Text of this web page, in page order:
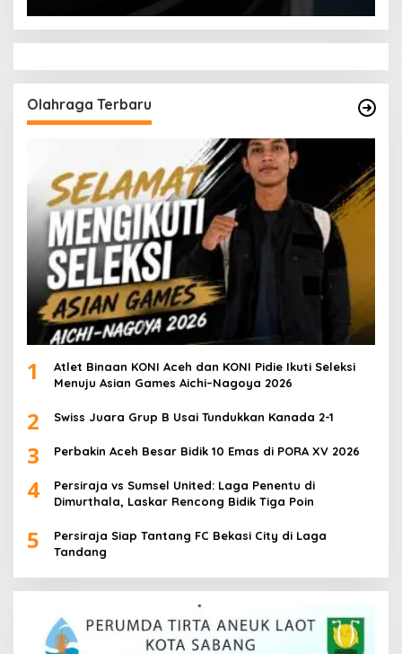
Olahraga Terbaru
1
Atlet Binaan KONI Aceh dan KONI Pidie Ikuti Seleksi
Menuju Asian Games Aichi–Nagoya 2026
2 Swiss Juara Grup B Usai Tundukkan Kanada 2-1
3 Perbakin Aceh Besar Bidik 10 Emas di PORA XV 2026
4
Persiraja vs Sumsel United: Laga Penentu di
Dimurthala, Laskar Rencong Bidik Tiga Poin
5
Persiraja Siap Tantang FC Bekasi City di Laga
Tandang